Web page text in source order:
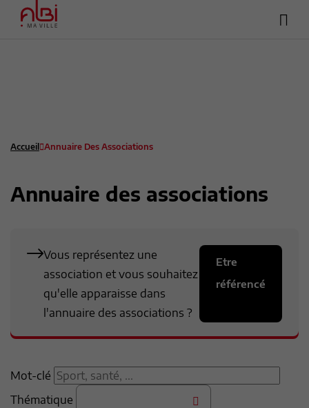
Accueil Annuaire Des Associations
Annuaire des associations
Vous représentez une
association et vous souhaitez
qu'elle apparaisse dans
l'annuaire des associations ?
Etre
référencé
Mot-clé
Thématique